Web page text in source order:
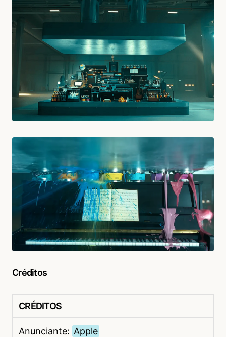
Créditos
CRÉDITOS
Anunciante: Apple